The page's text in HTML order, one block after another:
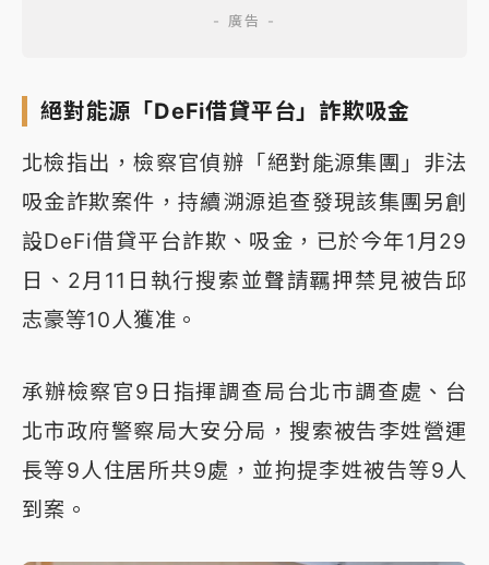
絕對能源「DeFi借貸平台」詐欺吸金
北檢指出，檢察官偵辦「絕對能源集團」非法
吸金詐欺案件，持續溯源追查發現該集團另創
設DeFi借貸平台詐欺、吸金，已於今年1月29
日、2月11日執行搜索並聲請羈押禁見被告邱
志豪等10人獲准。
承辦檢察官9日指揮調查局台北市調查處、台
北市政府警察局大安分局，搜索被告李姓營運
長等9人住居所共9處，並拘提李姓被告等9人
到案。